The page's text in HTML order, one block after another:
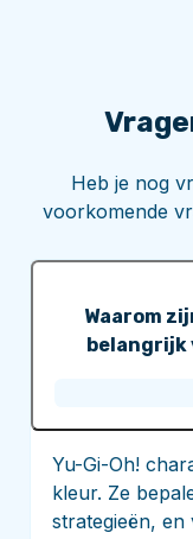
Heb je nog
voorkomende
Waarom
belangrijk
Yu-Gi-Oh!
kleur. Ze
strategieën, en